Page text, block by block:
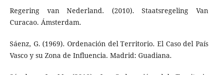
Regering van Nederland. (2010). Staatsregeling Van
Curacao. Ámsterdam.
Sáenz, G. (1969). Ordenación del Territorio. El Caso del País
Vasco y su Zona de Influencia. Madrid: Guadiana.